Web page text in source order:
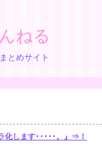
ねる
とめサイト
化します･････。』⇒！